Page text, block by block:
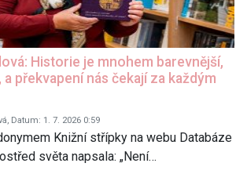
Historie je mnohem barevnější,
překvapení nás čekají za každým
Datum: 1. 7. 2026 0:59
Knižní střípky na webu Databáze
světa napsala: „Není…